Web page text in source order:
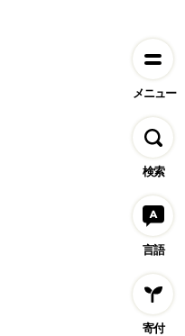
メニュー
検索
言語
寄付